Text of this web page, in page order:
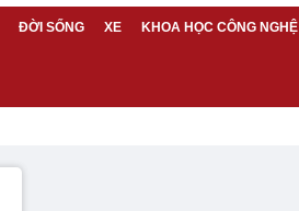
ĐỜI SỐNG XE KHOA HỌC CÔNG NGHỆ